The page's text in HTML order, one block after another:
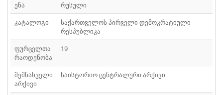
ენა
რუსული
კატალოგი
საქართველოს პირველი დემოკრატიული
რესპუბლიკა
ფურცელთა
რაოდენობა
19
შემნახველი
არქივი
საისტორიო ცენტრალური არქივი